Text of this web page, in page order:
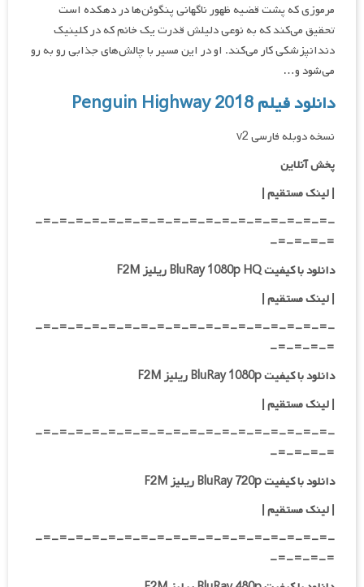
مرموزی که پشت قضیه ظهور ناگهانی پنگوئن‌ها در دهکده است
تحقیق می‌کند که به نوعی دلیلش قدرت یک خانم که در کلینیک
دندانپزشکی کار می‌کند. او در این مسیر با چالش‌های جذابی رو به رو
می‌شود و…
دانلود فیلم Penguin Highway 2018
نسخه دوبله فارسی v2
پخش آنلاین
| لینک مستقیم|
-=-=-=-=-=-=-=-=-=-=-=-=-=-=-=-=-=-=-
=-=-=-=-
دانلود با کیفیت BluRay 1080p HQ ریلیز F2M
|لینک مستقیم|
-=-=-=-=-=-=-=-=-=-=-=-=-=-=-=-=-=-=-
=-=-=-=-
دانلود با کیفیت BluRay 1080p ریلیز F2M
|لینک مستقیم|
-=-=-=-=-=-=-=-=-=-=-=-=-=-=-=-=-=-=-
=-=-=-=-
دانلود با کیفیت BluRay 720p ریلیز F2M
| لینک مستقیم|
-=-=-=-=-=-=-=-=-=-=-=-=-=-=-=-=-=-=-
=-=-=-=-